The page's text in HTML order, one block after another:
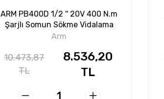
ARM PB400D 1/2 '' 20V 400 N.m
Şarjlı Somun Sökme Vidalama
Arm
10.473,87
TL
8.536,20
TL